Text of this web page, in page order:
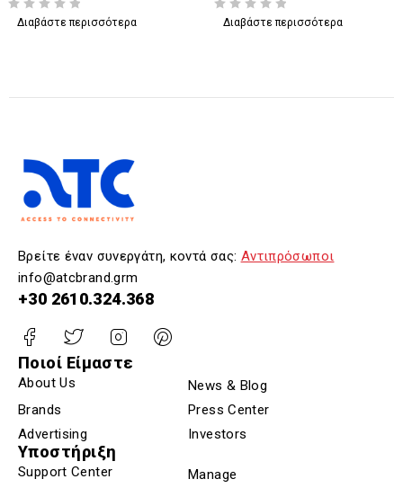
Διαβάστε περισσότερα Διαβάστε περισσότερα
Βρείτε έναν συνεργάτη, κοντά σας: Αντιπρόσωποι
info@atcbrand.grm
+30 2610.324.368
Ποιοί Είμαστε
About Us
News & Blog
Brands
Press Center
Advertising
Investors
Υποστήριξη
Support Center
Manage